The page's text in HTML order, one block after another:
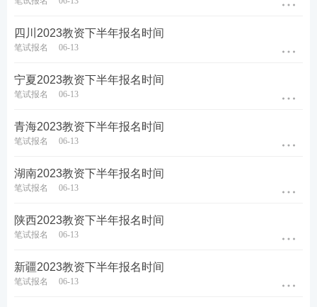
教学设计专题班
以专题形式进行针
对性拆分讲解，帮助考生专项突破得分。
考前密训班
在线题库>>在线刷教师资格证章节练习/模拟试题/历
年真题
四川2023教资下半年报名时间
笔试报名 06-13
宁夏2023教资下半年报名时间
笔试报名 06-13
青海2023教资下半年报名时间
笔试报名 06-13
湖南2023教资下半年报名时间
笔试报名 06-13
陕西2023教资下半年报名时间
笔试报名 06-13
新疆2023教资下半年报名时间
笔试报名 06-13